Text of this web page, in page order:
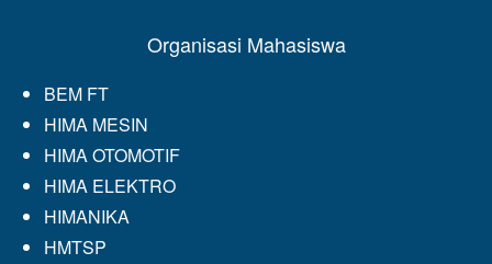
Organisasi Mahasiswa
BEM FT
HIMA MESIN
HIMA OTOMOTIF
HIMA ELEKTRO
HIMANIKA
HMTSP